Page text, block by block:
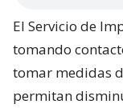
El Servicio de
tomando
tomar medidas
permitan